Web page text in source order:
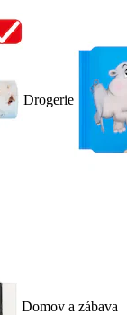
Drogerie
Domov a zábava